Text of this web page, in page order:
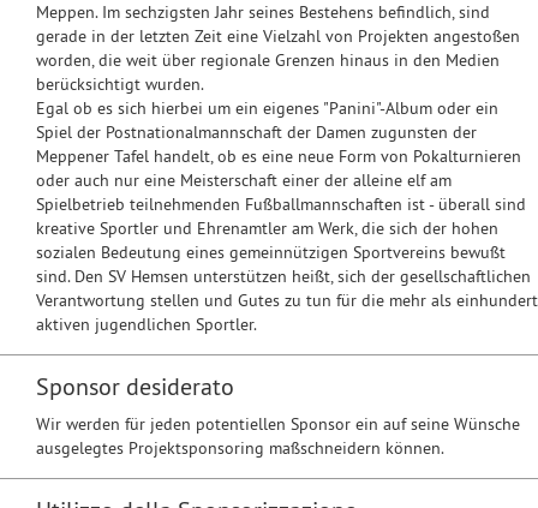
Meppen. Im sechzigsten Jahr seines Bestehens befindlich, sind
gerade in der letzten Zeit eine Vielzahl von Projekten angestoßen
worden, die weit über regionale Grenzen hinaus in den Medien
berücksichtigt wurden.
Egal ob es sich hierbei um ein eigenes "Panini"-Album oder ein
Spiel der Postnationalmannschaft der Damen zugunsten der
Meppener Tafel handelt, ob es eine neue Form von Pokalturnieren
oder auch nur eine Meisterschaft einer der alleine elf am
Spielbetrieb teilnehmenden Fußballmannschaften ist - überall sind
kreative Sportler und Ehrenamtler am Werk, die sich der hohen
sozialen Bedeutung eines gemeinnützigen Sportvereins bewußt
sind. Den SV Hemsen unterstützen heißt, sich der gesellschaftlichen
Verantwortung stellen und Gutes zu tun für die mehr als einhundert
aktiven jugendlichen Sportler.
Sponsor desiderato
Wir werden für jeden potentiellen Sponsor ein auf seine Wünsche
ausgelegtes Projektsponsoring maßschneidern können.